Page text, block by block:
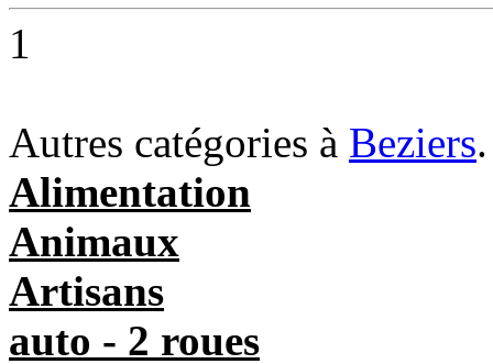
1
Autres catégories à Beziers.
Alimentation
Animaux
Artisans
auto - 2 roues